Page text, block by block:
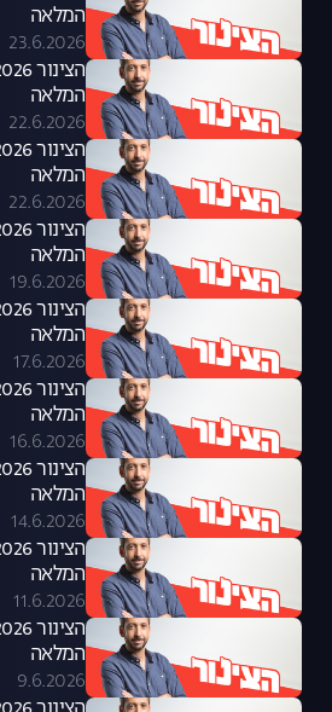
המלאה
23.6.2026
המלאה
22.6.2026
המלאה
22.6.2026
המלאה
19.6.2026
המלאה
17.6.2026
המלאה
16.6.2026
המלאה
14.6.2026
המלאה
11.6.2026
המלאה
9.6.2026